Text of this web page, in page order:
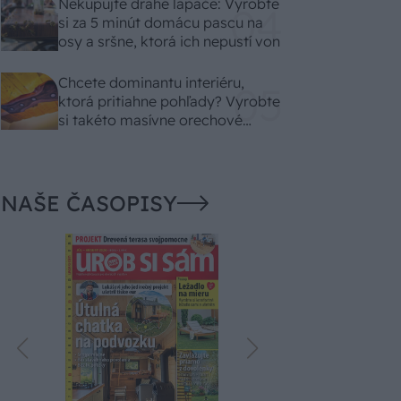
si za 5 minút domácu pascu na
osy a sršne, ktorá ich nepustí von
Chcete dominantu interiéru,
ktorá pritiahne pohľady? Vyrobte
si takéto masívne orechové
NAŠE ČASOPISY